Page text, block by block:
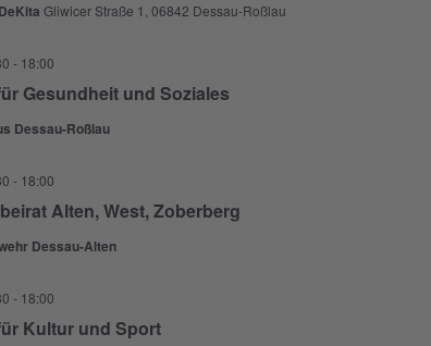
Gliwicer Straße 1, 06842 Dessau-Roßlau
Gesundheit und Soziales
- 18:00
Dessau-Roßlau
Alten, West, Zoberberg
- 18:00
Dessau-Alten
Kultur und Sport
- 18:00